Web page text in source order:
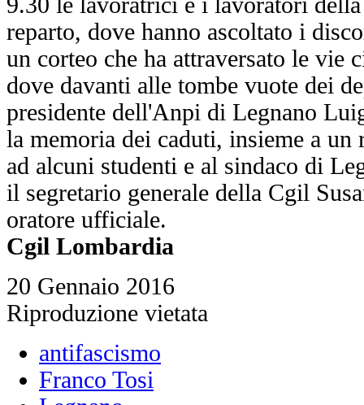
reparto, dove hanno ascoltato i
un corteo che ha attraversato le vie
dove davanti alle tombe vuote dei
presidente dell'Anpi di Legnano
la memoria dei caduti, insieme a un
ad alcuni studenti e al sindaco di
il segretario generale della Cgil
oratore ufficiale.
Cgil Lombardia
20 Gennaio 2016
Riproduzione vietata
antifascismo
Franco Tosi